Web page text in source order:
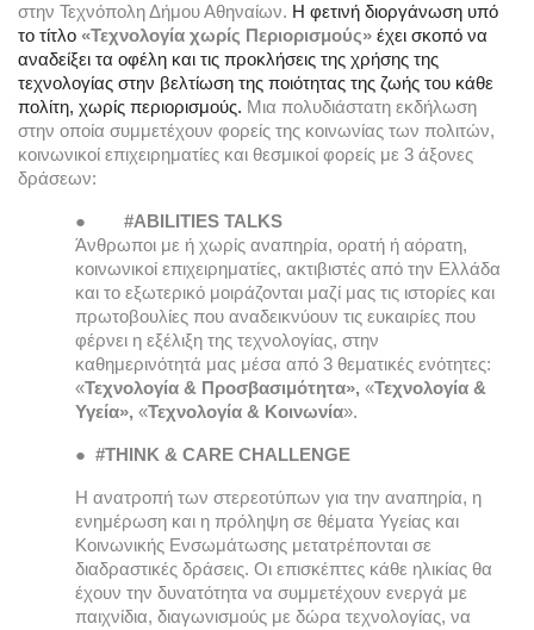
στην Τεχνόπολη Δήμου Αθηναίων. Η φετινή διοργάνωση υπό
το τίτλο «Τεχνολογία χωρίς Περιορισμούς» έχει σκοπό να
αναδείξει τα οφέλη και τις προκλήσεις της χρήσης της
τεχνολογίας στην βελτίωση της ποιότητας της ζωής του κάθε
πολίτη, χωρίς περιορισμούς. Μια πολυδιάστατη εκδήλωση
στην οποία συμμετέχουν φορείς της κοινωνίας των πολιτών,
κοινωνικοί επιχειρηματίες και θεσμικοί φορείς με 3 άξονες
δράσεων:
●
#ABILITIES TALKS
Άνθρωποι με ή χωρίς αναπηρία, ορατή ή αόρατη,
κοινωνικοί επιχειρηματίες, ακτιβιστές από την Ελλάδα
και το εξωτερικό μοιράζονται μαζί μας τις ιστορίες και
πρωτοβουλίες που αναδεικνύουν τις ευκαιρίες που
φέρνει η εξέλιξη της τεχνολογίας, στην
καθημερινότητά μας μέσα από 3 θεματικές ενότητες:
«Τεχνολογία & Προσβασιμότητα», «Τεχνολογία &
Υγεία», «Τεχνολογία & Κοινωνία».
● #ΤΗΙΝΚ & CARE CHALLENGE
Η ανατροπή των στερεοτύπων για την αναπηρία, η
ενημέρωση και η πρόληψη σε θέματα Υγείας και
Κοινωνικής Ενσωμάτωσης μετατρέπονται σε
διαδραστικές δράσεις. Οι επισκέπτες κάθε ηλικίας θα
έχουν την δυνατότητα να συμμετέχουν ενεργά με
παιχνίδια, διαγωνισμούς με δώρα τεχνολογίας, να